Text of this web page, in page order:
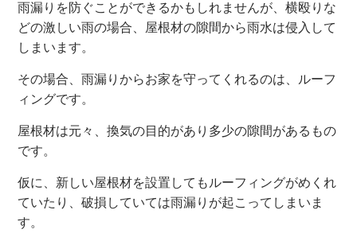
雨漏りを防ぐことができるかもしれませんが、横殴りな
どの激しい雨の場合、屋根材の隙間から雨水は侵入して
しまいます。
その場合、雨漏りからお家を守ってくれるのは、ルーフ
ィングです。
屋根材は元々、換気の目的があり多少の隙間があるもの
です。
仮に、新しい屋根材を設置してもルーフィングがめくれ
ていたり、破損していては雨漏りが起こってしまいま
す。